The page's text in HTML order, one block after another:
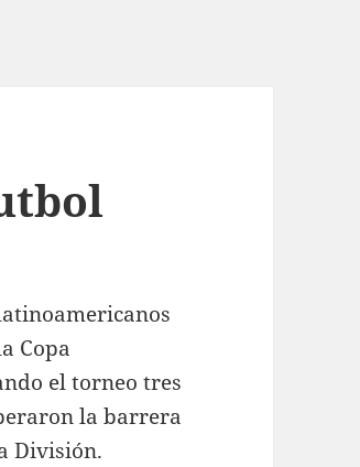
Copa
el torneo tres
la barrera
División.